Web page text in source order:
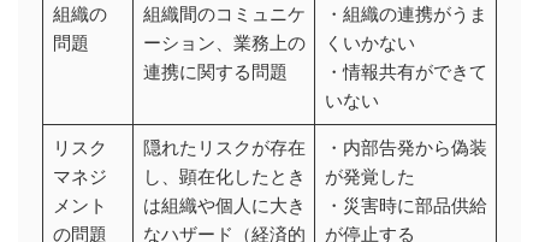
組織の
問題
組織間のコミュニケ
ーション、業務上の
連携に関する問題
・組織の連携がうま
くいかない
・情報共有ができて
いない
リスク
マネジ
メント
の問題
隠れたリスクが存在
し、顕在化したとき
は組織や個人に大き
なハザード（経済的
・内部告発から偽装
が発覚した
・災害時に部品供給
が停止する